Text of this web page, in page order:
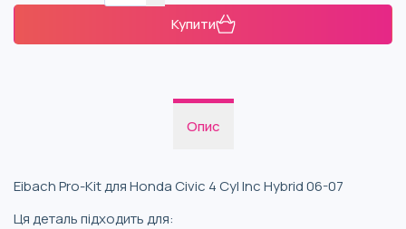
Купити
Опис
Eibach Pro-Kit для Honda Civic 4 Cyl Inc Hybrid 06-07
Ця деталь підходить для: